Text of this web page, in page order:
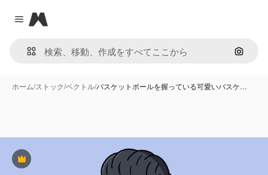
Close menu
Magnific
画像で
ホーム/ストック/ベクトル/バスケットボールを握っている可愛いバスケ…
Premium